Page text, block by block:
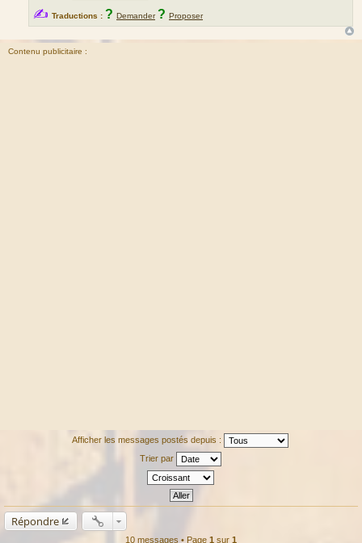
✍ Traductions : ? Demander ? Proposer
Contenu publicitaire :
Afficher les messages postés depuis :
Trier par
Répondre
10 messages • Page 1 sur 1